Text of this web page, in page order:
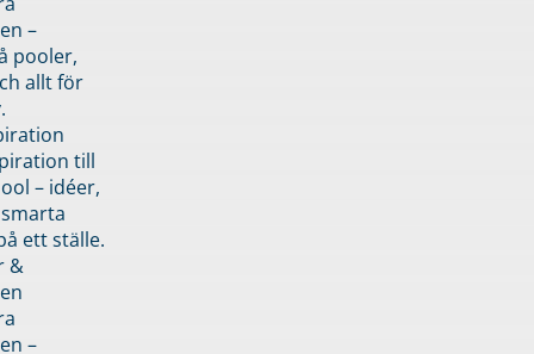
–
pooler,
allt för
till
– idéer,
ett ställe.
&
–